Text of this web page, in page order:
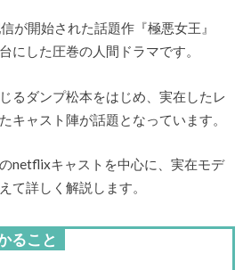
が開始された話題作『極悪女王』
にした圧巻の人間ドラマです。
るダンプ松本をはじめ、実在したレ
キャスト陣が話題となっています。
netflixキャストを中心に、実在モデ
て詳しく解説します。
ること